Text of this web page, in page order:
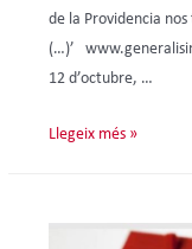
de la Providencia
(…)’
12 d’octubre, …
Llegeix més »